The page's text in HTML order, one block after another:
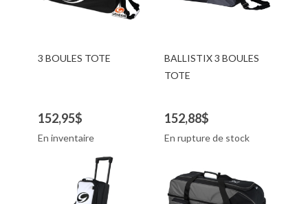
3 BOULES TOTE
152,95$
En inventaire
BALLISTIX 3 BOULES
TOTE
152,88$
En rupture de stock